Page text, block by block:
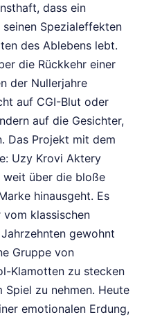
dass ein
Spezialeffekten
des Ablebens lebt.
die Rückkehr einer
der Nullerjahre
auf CGI-Blut oder
auf die Gesichter,
Das Projekt mit dem
Uzy Krovi Aktery
weit über die bloße
hinausgeht. Es
klassischen
gewohnt
Gruppe von
Klamotten zu stecken
Spiel zu nehmen. Heute
emotionalen Erdung,